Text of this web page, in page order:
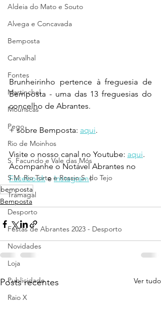
Aldeia do Mato e Souto
Alvega e Concavada
Bemposta
Carvalhal
Fontes
Martinchel
Mouriscas
Pego
Rio de Moinhos
S. Facundo e Vale das Mós
S.M. Rio Torto e Rossio S. do Tejo
Tramagal
Desporto
Festas de Abrantes 2023 - Desporto
Novidades
Loja
Publicidade
Raio X
Brunheirinho pertence à freguesia de
Bemposta - uma das 13 freguesias do
concelho de Abrantes.
+ sobre Bemposta: aqui.
Visite o nosso canal no Youtube: aqui.
Acompanhe o Notável Abrantes no
Facebook e Instagram!
bemposta
Bemposta
Posts recentes Ver tudo